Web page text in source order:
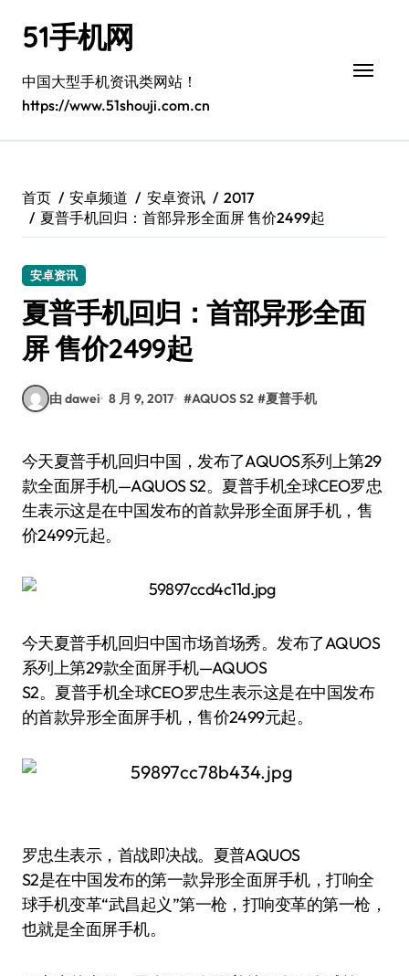
51手机网
中国大型手机资讯类网站！
https://www.51shouji.com.cn
首页 安卓频道 安卓资讯
2017
夏普手机回归：首部异形全面屏 售价2499起
安卓资讯
夏普手机回归：首部异形全面
屏 售价2499起
由 dawei 8 月 9, 2017 #AQUOS S2 #夏普手机
今天夏普手机回归中国，发布了AQUOS系列上第29
款全面屏手机—AQUOS S2。夏普手机全球CEO罗忠
生表示这是在中国发布的首款异形全面屏手机，售
价2499元起。
今天夏普手机回归中国市场首场秀。发布了AQUOS
系列上第29款全面屏手机—AQUOS
S2。夏普手机全球CEO罗忠生表示这是在中国发布
的首款异形全面屏手机，售价2499元起。
罗忠生表示，首战即决战。夏普AQUOS
S2是在中国发布的第一款异形全面屏手机，打响全
球手机变革“武昌起义”第一枪，打响变革的第一枪，
也就是全面屏手机。